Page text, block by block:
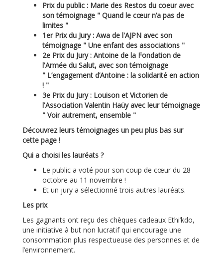
Prix du public : Marie des Restos du coeur avec
son témoignage " Quand le cœur n’a pas de
limites "
1er Prix du Jury : Awa de l'AJPN avec son
témoignage " Une enfant des associations "
2e Prix du Jury : Antoine de la Fondation de
l'Armée du Salut, avec son témoignage
" L’engagement d’Antoine : la solidarité en action
! "
3e Prix du Jury : Louison et Victorien de
l'Association Valentin Haüy avec leur témoignage
" Voir autrement, ensemble "
Découvrez leurs témoignages un peu plus bas sur
cette page !
Qui a choisi les lauréats ?
Le public a voté pour son coup de cœur du 28
octobre au 11 novembre !
Et un jury a sélectionné trois autres lauréats.
Les prix
Les gagnants ont reçu des chèques cadeaux Ethi’kdo,
une initiative à but non lucratif qui encourage une
consommation plus respectueuse des personnes et de
l’environnement.